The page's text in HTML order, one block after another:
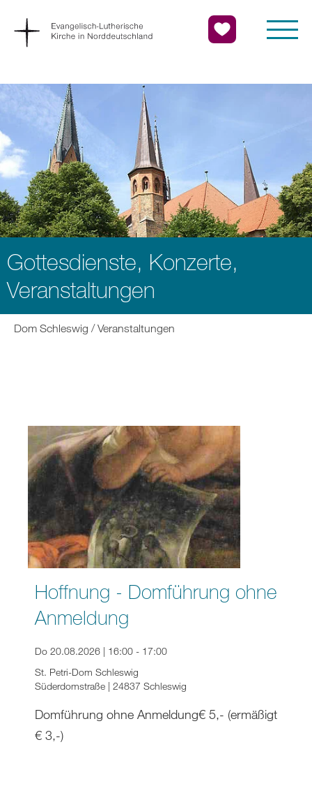
Gottesdienste, Konzerte,
Veranstaltungen
Sie
Dom Schleswig Veranstaltungen
Hoffnung - Domführung ohne
Anmeldung
Do 20.08.2026 | 16:00 - 17:00
St. Petri-Dom Schleswig
Süderdomstraße | 24837 Schleswig
Domführung ohne Anmeldung€ 5,- (ermäßigt
€ 3,-)